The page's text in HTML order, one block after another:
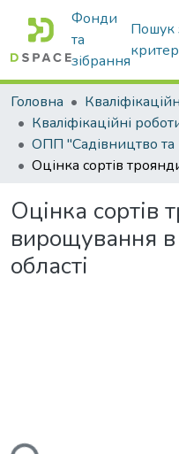
Фонди
та
зібрання
Пошук
Головна
Оцінка сортів
вирощування в
області